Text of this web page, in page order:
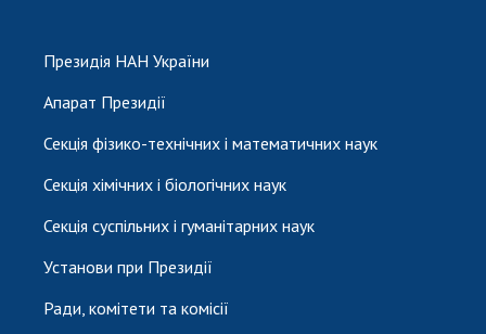
Президія НАН України
Апарат Президії
Секція фізико-технічних і математичних наук
Секція хімічних і біологічних наук
Секція суспільних і гуманітарних наук
Установи при Президії
Ради, комітети та комісії